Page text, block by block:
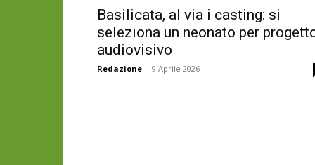
Basilicata, al via i casting: si
seleziona un neonato per
audiovisivo
Redazione - 9 Aprile 2026